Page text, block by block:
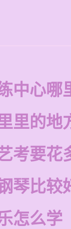
中心哪
里的地
考要花
琴比较
怎么学